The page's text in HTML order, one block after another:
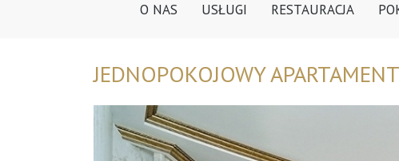
O NAS USŁUGI RESTAURACJA
JEDNOPOKOJOWY